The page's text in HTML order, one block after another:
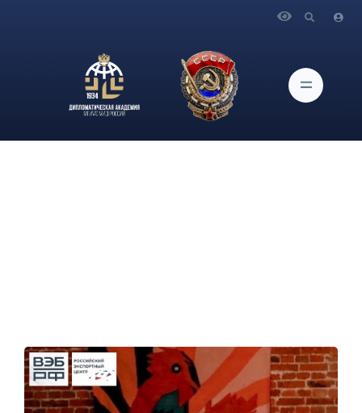
"Векторы успеха" состоится встреча с выпускником
бакалавриата Дипломатической академии МИД России,
экспертом группы ВЭБ Д.Лукошкиным